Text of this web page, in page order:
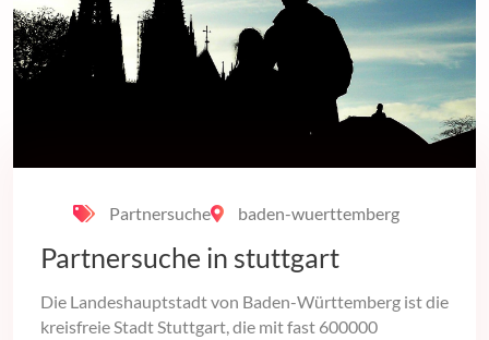
Partnersuche baden-wuerttemberg
Partnersuche in stuttgart
Die Landeshauptstadt von Baden-Württemberg ist die
kreisfreie Stadt Stuttgart, die mit fast 600000